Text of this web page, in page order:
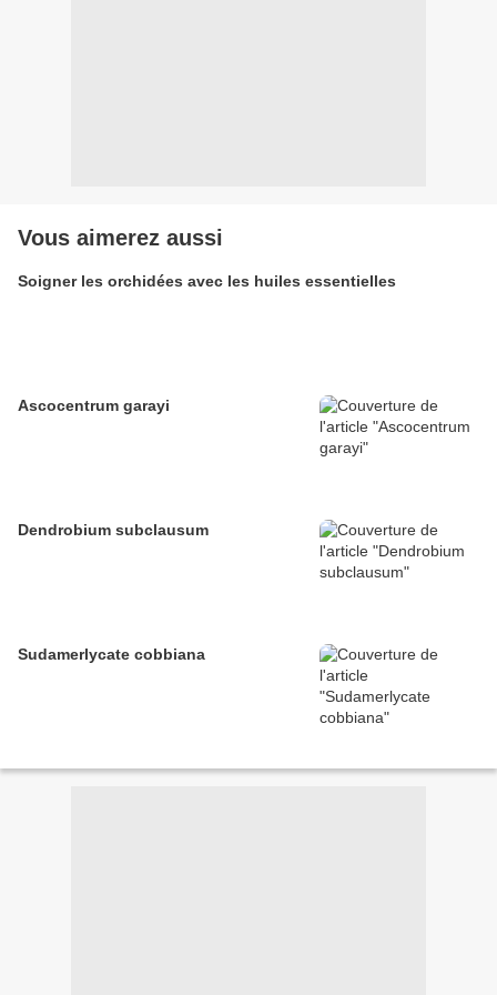
Vous aimerez aussi
Soigner les orchidées avec les huiles essentielles
Ascocentrum garayi
Dendrobium subclausum
Sudamerlycate cobbiana